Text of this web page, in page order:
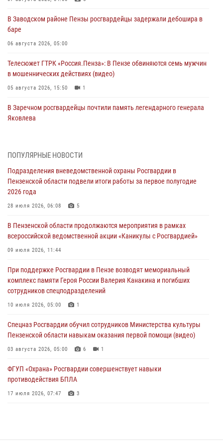
В Заводском районе Пензы росгвардейцы задержали дебошира в
баре
06 августа 2026, 05:00
Телесюжет ГТРК «Россия.Пенза»: В Пензе обвиняются семь мужчин
в мошеннических действиях (видео)
05 августа 2026, 15:50 1
В Заречном росгвардейцы почтили память легендарного генерала
Яковлева
Сотрудники пензенского ОМОН «Страж» познакомили участников
05 августа 2026, 06:15
В Пензе сотрудники Росгвардии оказали помощь
дезориентированному пенсионеру
В Пензе при силовой поддержке Росгвардии пресечена
деятельность ОПГ, маскировавшейся под реабилитационный центр
04 августа 2026, 07:05
В Управлении Росгвардии по Пензенской области подвели итоги
работы за первое полугодие 2026 года
ПОПУЛЯРНЫЕ НОВОСТИ
Подразделения вневедомственной охраны Росгвардии в
Пензенской области подвели итоги работы за первое полугодие
2026 года
28 июля 2026, 06:08 5
В Пензенской области продолжаются мероприятия в рамках
всероссийской ведомственной акции «Каникулы с Росгвардией»
09 июля 2026, 11:44
При поддержке Росгвардии в Пензе возводят мемориальный
комплекс памяти Героя России Валерия Канакина и погибших
сотрудников спецподразделений
10 июля 2026, 05:00 1
Спецназ Росгвардии обучил сотрудников Министерства культуры
Пензенской области навыкам оказания первой помощи (видео)
03 августа 2026, 05:00 6 1
ФГУП «Охрана» Росгвардии совершенствует навыки
противодействия БПЛА
17 июля 2026, 07:47 3